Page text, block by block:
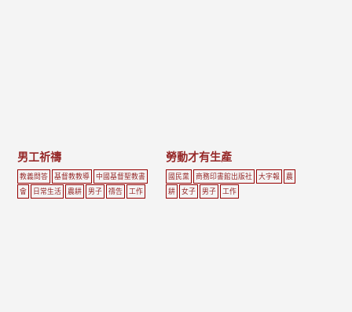
男工祈禱
教義問答 基督教教導
中國基督聖教書
會
日常生活 農耕 男子 禱告 工作
勞動才有生產
國民黨 商務印書館出版社 大字報
農
耕
女子 男子 工作